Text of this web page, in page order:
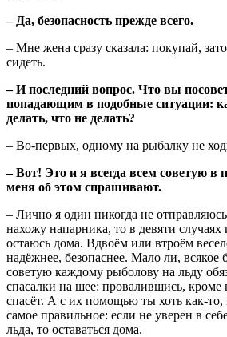
– Да, безопасность прежде всего.
– Мне жена сразу сказала: покупай,
сидеть.
– И последний вопрос. Что вы
попадающим в подобные ситуации:
делать, что не делать?
– Во-первых, одному на рыбалку не
– Вот! Это и я всегда всем советую в
меня об этом спрашивают.
– Лично я один никогда не
нахожу напарника, то в девяти случаях
остаюсь дома. Вдвоём или втроём
надёжнее, безопаснее. Мало ли, всякое
советую каждому рыболову на льду
спасалки на шее: провалившись, кроме
спасёт. А с их помощью ты хоть как-
самое правильное: если не уверен в
льда, то оставаться дома.